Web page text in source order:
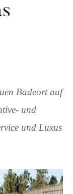
Badeort auf
und
und Luxus